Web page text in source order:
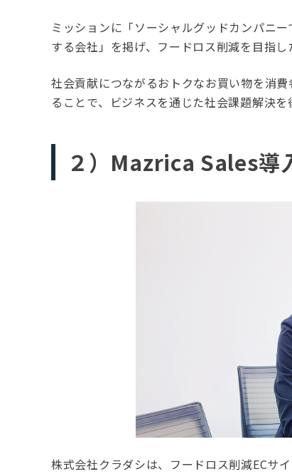
ミッションに「ソーシャルグッドカンパニ
する会社」を掲げ、フードロス削減を目指
社会貢献につながるおトクなお買い物を消
ることで、ビジネスを通じた社会課題解決を
２）Mazrica Sales導
株式会社クラダシは、フードロス削減ECサ